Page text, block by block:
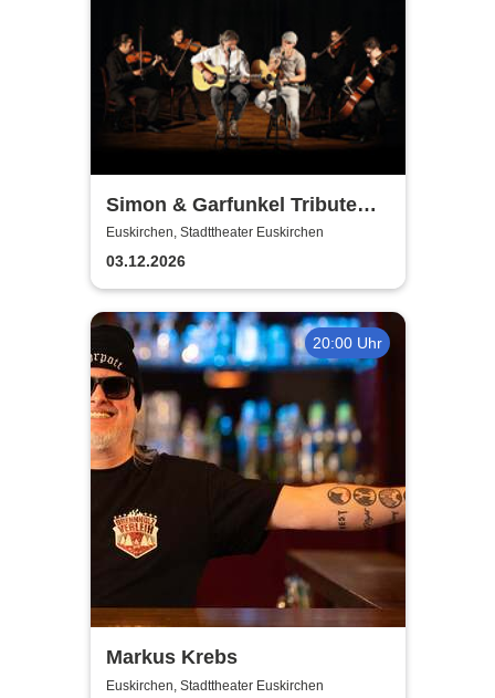
Simon & Garfunkel Tribute
meets Classic - Duo
Graceland
Euskirchen, Stadttheater Euskirchen
03.12.2026
20:00 Uhr
Markus Krebs
Euskirchen, Stadttheater Euskirchen